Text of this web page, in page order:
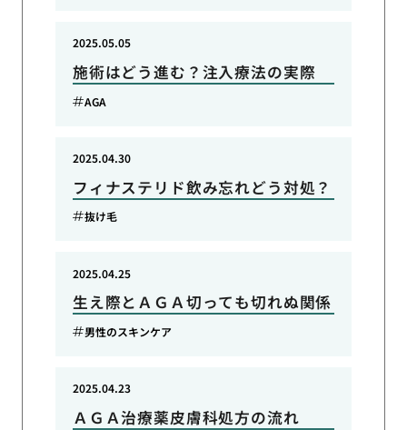
施術はどう進む？注入療法の実際
2025.05.05
AGA
フィナステリド飲み忘れどう対処？
2025.04.30
抜け毛
生え際とＡＧＡ切っても切れぬ関係
2025.04.25
男性のスキンケア
ＡＧＡ治療薬皮膚科処方の流れ
2025.04.23